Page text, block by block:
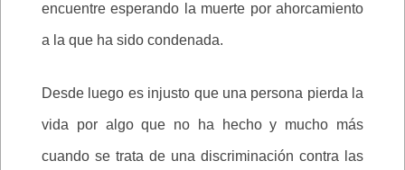
encuentre esperando la muerte por ahorcamiento
a la que ha sido condenada.
Desde luego es injusto que una persona pierda la
vida por algo que no ha hecho y mucho más
cuando se trata de una discriminación contra las